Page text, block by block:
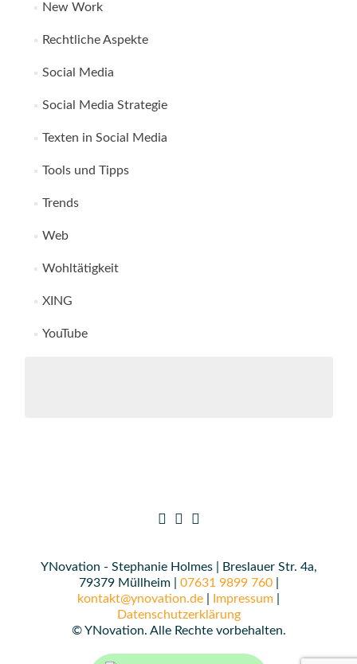
New Work
Rechtliche Aspekte
Social Media
Social Media Strategie
Texten in Social Media
Tools und Tipps
Trends
Web
Wohltätigkeit
XING
YouTube
YNovation - Stephanie Holmes | Breslauer Str. 4a,
79379 Müllheim | 07631 9899 760|
kontakt@ynovation.de
Impressum
Datenschutzerklärung
© YNovation. Alle Rechte vorbehalten.